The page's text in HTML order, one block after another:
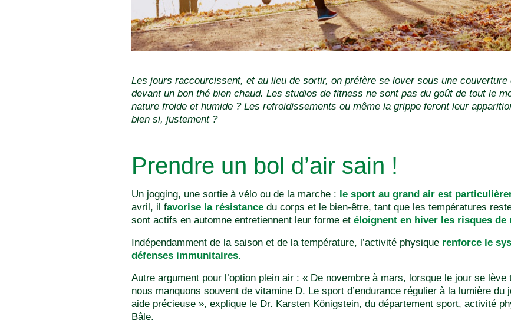
Les jours raccourcissent, et au lieu de sortir, on préfère se lover sous une couverture
devant un bon thé bien chaud. Les studios de fitness ne sont pas du goût de tout le
nature froide et humide ? Les refroidissements ou même la grippe feront leur
bien si, justement ?
Prendre un bol d’air sain !
Un jogging, une sortie à vélo ou de la marche : le sport au grand air est
avril, il favorise la résistancedu corps et le bien-être, tant que les températures
sont actifs en automne entretiennent leur forme et éloignent en hiver les risques
Indépendamment de la saison et de la température, l’activité physique renforce le
défenses immunitaires.
Autre argument pour l’option plein air : « De novembre à mars, lorsque le jour se
nous manquons souvent de vitamine D. Le sport d’endurance régulier à la lumière
aide précieuse », explique le Dr. Karsten Königstein, du département sport, activité
Bâle.